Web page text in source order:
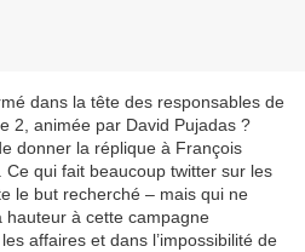
dans la tête des responsables de
2, animée par David Pujadas ?
donner la réplique à François
Ce qui fait beaucoup twitter sur les
le but recherché – mais qui ne
à cette campagne
affaires et dans l’impossibilité de